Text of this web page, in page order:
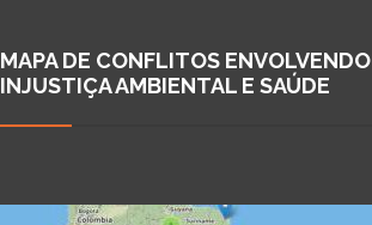
MAPA DE CONFLITOS ENVOLVENDO
INJUSTIÇA AMBIENTAL E SAÚDE